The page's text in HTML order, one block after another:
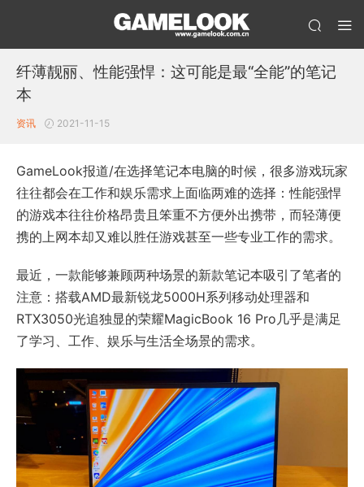
纤薄靓丽、性能强悍：这可能是最“全能”的笔记
本
资讯 2021-11-15
GameLook报道/在选择笔记本电脑的时候，很多游戏玩家
往往都会在工作和娱乐需求上面临两难的选择：性能强悍
的游戏本往往价格昂贵且笨重不方便外出携带，而轻薄便
携的上网本却又难以胜任游戏甚至一些专业工作的需求。
最近，一款能够兼顾两种场景的新款笔记本吸引了笔者的
注意：搭载AMD最新锐龙5000H系列移动处理器和
RTX3050光追独显的荣耀MagicBook 16 Pro几乎是满足
了学习、工作、娱乐与生活全场景的需求。